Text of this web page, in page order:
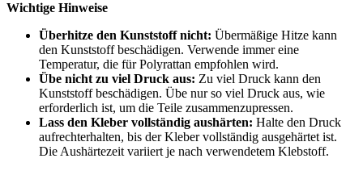
Wichtige Hinweise
Überhitze den Kunststoff nicht: Übermäßige Hitze kann
den Kunststoff beschädigen. Verwende immer eine
Temperatur, die für Polyrattan empfohlen wird.
Übe nicht zu viel Druck aus: Zu viel Druck kann den
Kunststoff beschädigen. Übe nur so viel Druck aus, wie
erforderlich ist, um die Teile zusammenzupressen.
Lass den Kleber vollständig aushärten: Halte den Druck
aufrechterhalten, bis der Kleber vollständig ausgehärtet ist.
Die Aushärtezeit variiert je nach verwendetem Klebstoff.